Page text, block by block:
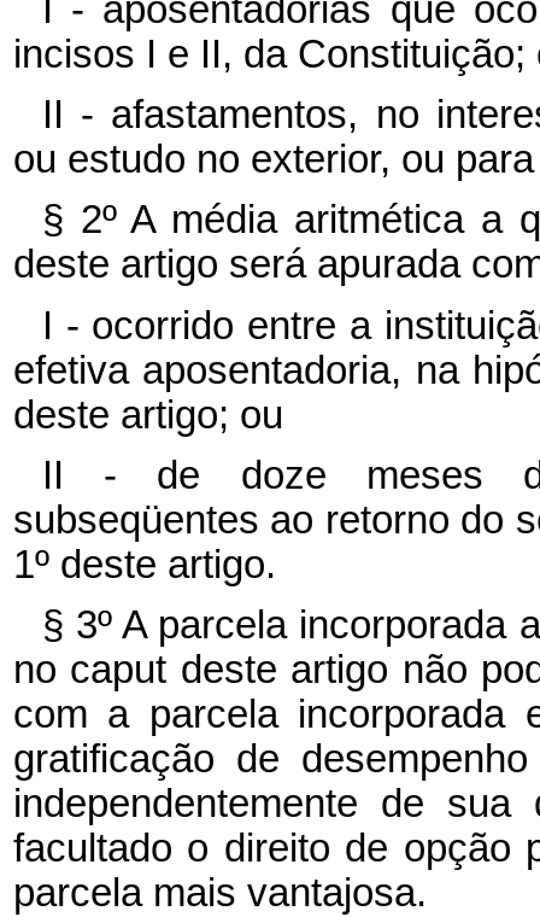
I - aposentadorias que
incisos I e II, da Constituição;
II - afastamentos, no
ou estudo no exterior, ou
§ 2º A média aritmética a
deste artigo será apurada
I - ocorrido entre a
efetiva aposentadoria, na
deste artigo; ou
II - de doze meses
subseqüentes ao retorno do
1º deste artigo.
§ 3º A parcela incorporada
no caput deste artigo não
com a parcela incorporada
gratificação de
independentemente de
facultado o direito de opção
parcela mais vantajosa.